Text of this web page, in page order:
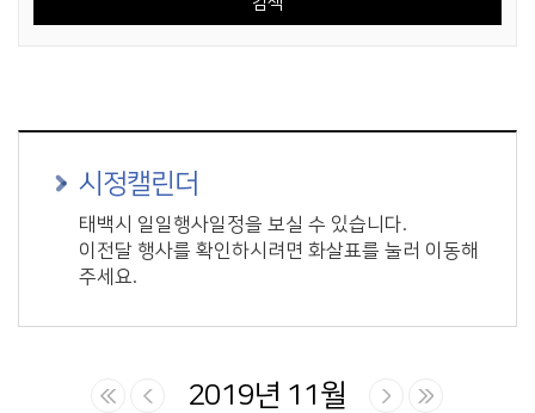
시정캘린더
태백시 일일행사일정을 보실 수 있습니다.
이전달 행사를 확인하시려면 화살표를 눌러 이동해
주세요.
2019년 11월